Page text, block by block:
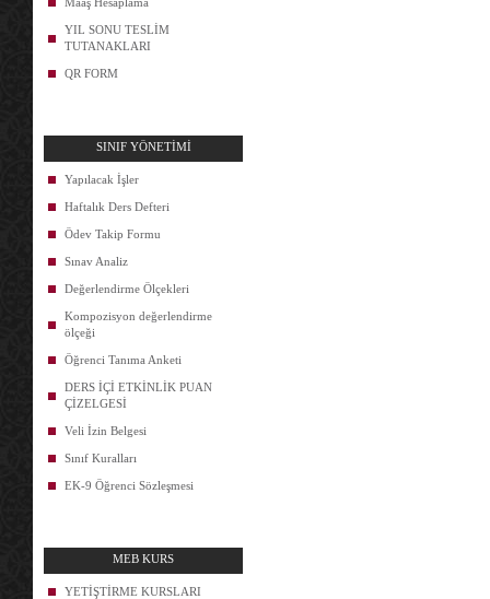
YIL SONU TESLİM
TUTANAKLARI
QR FORM
SINIF YÖNETİMİ
Yapılacak İşler
Haftalık Ders Defteri
Ödev Takip Formu
Sınav Analiz
Değerlendirme Ölçekleri
Kompozisyon değerlendirme
ölçeği
Öğrenci Tanıma Anketi
DERS İÇİ ETKİNLİK PUAN
ÇİZELGESİ
Veli İzin Belgesi
Sınıf Kuralları
EK-9 Öğrenci Sözleşmesi
MEB KURS
YETİŞTİRME KURSLARI